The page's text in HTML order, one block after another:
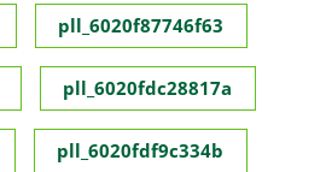
pll_6020f87746f63
pll_6020fdc28817a
pll_6020fdf9c334b